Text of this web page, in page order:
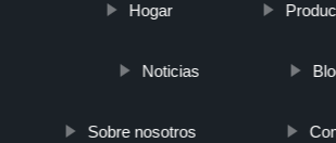
Hogar
Noticias
Sobre nosotros